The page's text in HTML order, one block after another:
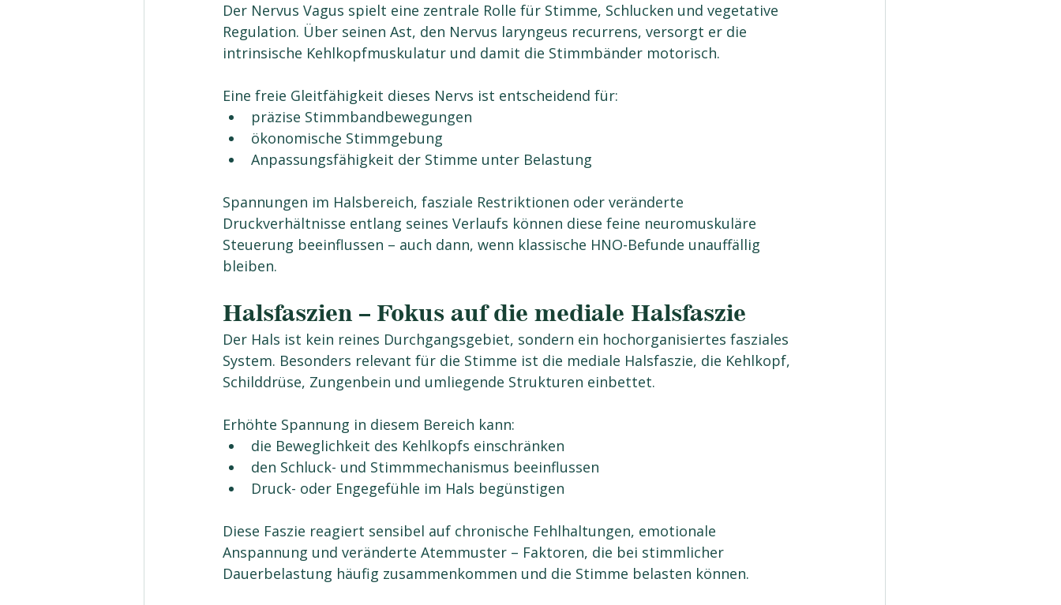
Der Nervus Vagus spielt eine zentrale Rolle für Stimme, Schlucken und vegetative
Regulation. Über seinen Ast, den Nervus laryngeus recurrens, versorgt er die
intrinsische Kehlkopfmuskulatur und damit die Stimmbänder motorisch.
Eine freie Gleitfähigkeit dieses Nervs ist entscheidend für:
präzise Stimmbandbewegungen
ökonomische Stimmgebung
Anpassungsfähigkeit der Stimme unter Belastung
Spannungen im Halsbereich, fasziale Restriktionen oder veränderte
Druckverhältnisse entlang seines Verlaufs können diese feine neuromuskuläre
Steuerung beeinflussen – auch dann, wenn klassische HNO-Befunde unauffällig
bleiben.
Halsfaszien – Fokus auf die mediale Halsfaszie
Der Hals ist kein reines Durchgangsgebiet, sondern ein hochorganisiertes fasziales
System. Besonders relevant für die Stimme ist die mediale Halsfaszie, die Kehlkopf,
Schilddrüse, Zungenbein und umliegende Strukturen einbettet.
Erhöhte Spannung in diesem Bereich kann:
die Beweglichkeit des Kehlkopfs einschränken
den Schluck- und Stimmmechanismus beeinflussen
Druck- oder Engegefühle im Hals begünstigen
Diese Faszie reagiert sensibel auf chronische Fehlhaltungen, emotionale
Anspannung und veränderte Atemmuster – Faktoren, die bei stimmlicher
Dauerbelastung häufig zusammenkommen und die Stimme belasten können.